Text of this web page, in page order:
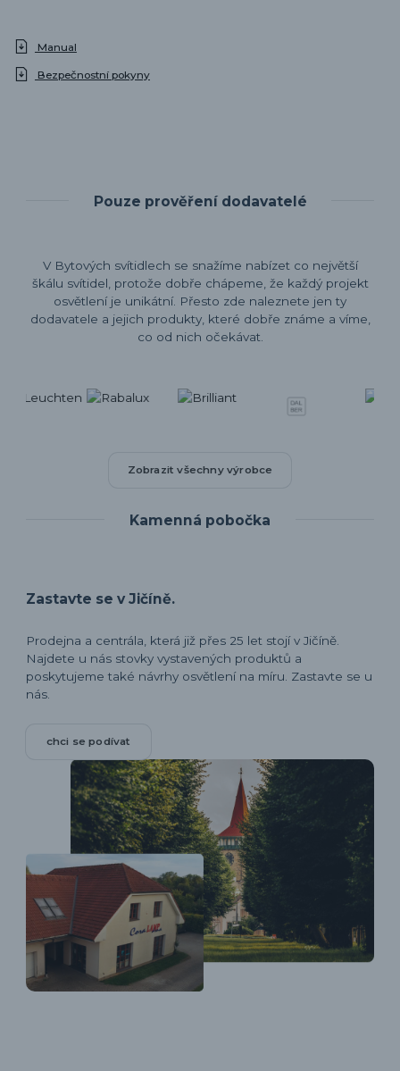
Manual
Bezpečnostní pokyny
Pouze prověření dodavatelé
V Bytových svítidlech se snažíme nabízet co největší
škálu svítidel, protože dobře chápeme, že každý projekt
osvětlení je unikátní. Přesto zde naleznete jen ty
dodavatele a jejich produkty, které dobře známe a víme,
co od nich očekávat.
Zobrazit všechny výrobce
Kamenná pobočka
Zastavte se v Jičíně.
Prodejna a centrála, která již přes 25 let stojí v Jičíně.
Najdete u nás stovky vystavených produktů a
poskytujeme také návrhy osvětlení na míru. Zastavte se u
nás.
chci se podívat